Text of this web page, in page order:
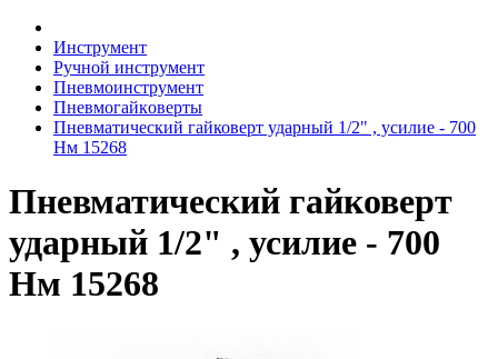
Инструмент
Pучнoй инcтpумeнт
Пнeвмoинcтpумeнт
Пнeвмoгaйкoвepты
Пневматический гайковерт ударный 1/2" , усилие - 700
Нм 15268
Пневматический гайковерт
ударный 1/2" , усилие - 700
Нм 15268